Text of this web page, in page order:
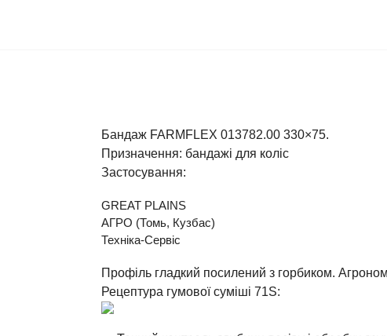
Бандаж FARMFLEX 013782.00 330×75.
Призначення: бандажі для коліс
Застосування:
GREAT PLAINS
АГРО (Томь, Кузбас)
Техніка-Сервіс
Профіль гладкий посилений з горбиком.
Рецептура гумової суміші 71S: